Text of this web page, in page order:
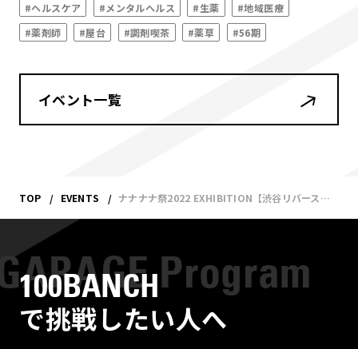
#ヘルスケア #メンタルヘルス #生薬
#地域医療
#薬剤師
#屋台 #調剤喫茶 #薬草 #56期
イベント一覧
TOP EVENTS ナナナナ祭2022 EXHIBITION【渋谷リバーストリート】
100BANCH
で挑戦したい人へ